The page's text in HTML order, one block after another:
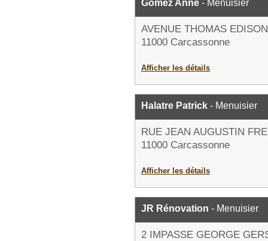
Gomez Anne - Menuisier
AVENUE THOMAS EDISON
11000 Carcassonne
Afficher les détails
Halatre Patrick - Menuisier
RUE JEAN AUGUSTIN
11000 Carcassonne
Afficher les détails
JR Rénovation - Menuisier
2 IMPASSE GEORGE